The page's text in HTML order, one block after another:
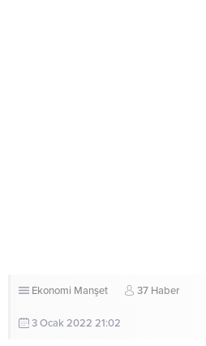
Ekonomi Manşet 37 Haber
3 Ocak 2022 21:02